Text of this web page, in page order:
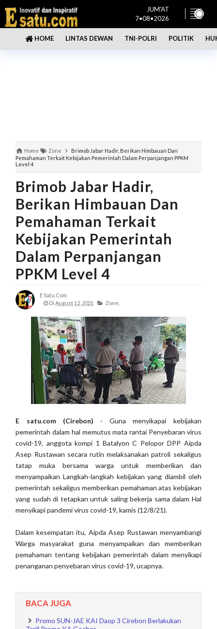
JUM'AT
7•08•2026
HOME LINTAS DEWAN TNI-POLRI POLITIK
Home Zone
Brimob Jabar Hadir, Berikan Himbauan Dan
Pemahaman Terkait Kebijakan Pemerintah Dalam Perpanjangan PPKM
Level 4
Brimob Jabar Hadir,
Berikan Himbauan Dan
Pemahaman Terkait
Kebijakan Pemerintah
Dalam Perpanjangan
PPKM Level 4
E Satu.com
DiAugust 12, 2021 Zone,
E satu.com (Cirebon) - Guna menyikapai kebijakan
pemerintah dalam hal memutus mata rantai Penyebaran virus
covid-19, anggota kompi 1 Batalyon C Pelopor DPP Aipda
Asep Rustawan secara rutin melaksanakan patroli sekaligus
tatap muka bersama warga untuk memberikan dan
menyampaikan Langkah-langkah kebijakan yang diambil oleh
pemerintah sekaligus memberikan pemahaman atas kebijakan
yang sudah di tetapkan untuk saling bekerja sama dalam Hal
menyikapi pandemi virus covid-19, kamis (12/8/21).
Dalam kesempatan itu, Aipda Asep Rustawan menyambangi
Warga masyarakat guna menyampaikan dan memberikan
pemahaman tentang kebijakan pemerintah dalam menyikapi
penanganan penyebaran virus covid-19, ucapnya.
BACA JUGA
Promo SUN-JAE KAI Daop 3 Cirebon Berlakukan